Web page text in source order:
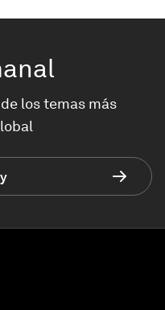
los temas más